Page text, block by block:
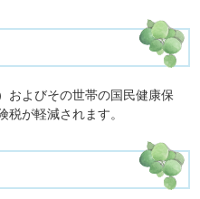
およびその世帯の国民健康保
が軽減されます。